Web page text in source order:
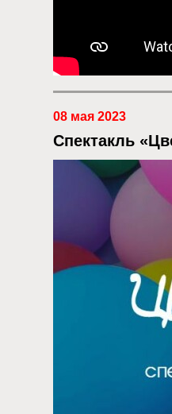
08 мая 2023
Спектакль